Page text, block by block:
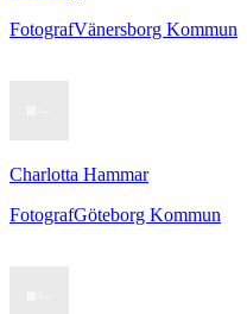
FotografVänersborg Kommun
Charlotta Hammar
FotografGöteborg Kommun